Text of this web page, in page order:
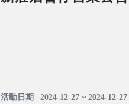
活動日期 | 2024-12-27 ~ 2024-12-27